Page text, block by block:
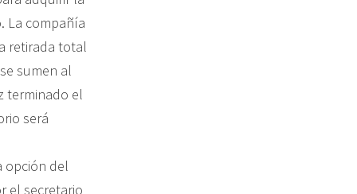
La compañía
retirada total
sumen al
terminado el
será
opción del
el secretario